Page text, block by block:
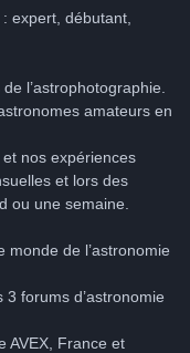
expert, débutant,
l’astrophotographie.
amateurs en
nos expériences
et lors des
ou une semaine.
monde de l’astronomie
3 forums d’astronomie
AVEX, France et